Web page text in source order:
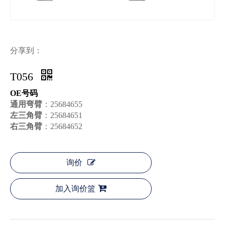
分享到：
T056
OE号码
通用弯臂 ：25684655
左三角臂 ：25684651
右三角臂 ：25684652
询价
加入询价篮